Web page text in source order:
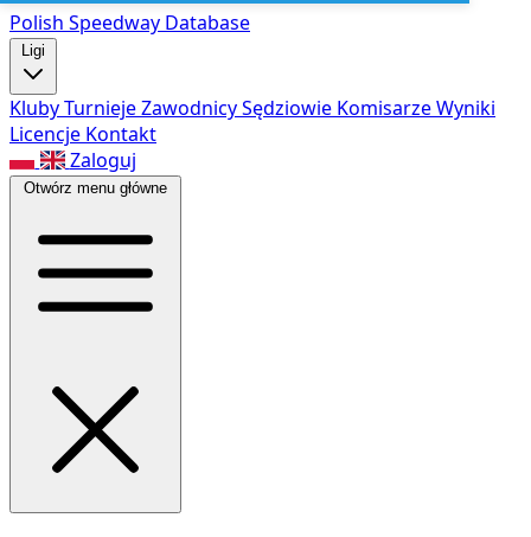
Polish Speedway Database
Ligi
KlubyTurniejeZawodnicySędziowie KomisarzeWyniki
Licencje Kontakt
Zaloguj
Otwórz menu główne